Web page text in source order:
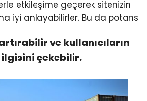
etkileşime geçerek sitenizin
iyi anlayabilirler. Bu da potans
ve kullanıcıların
çekebilir.